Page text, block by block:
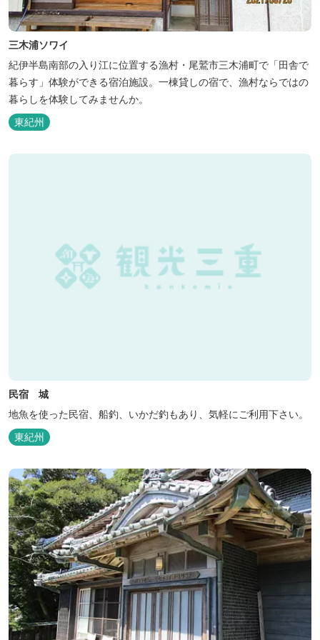
三木浦ソワイ
紀伊半島南部の入り江に位置する漁村・尾鷲市三木浦町で「田舎で
暮らす」体験ができる宿泊施設。一棟貸しの宿で、漁村ならではの
暮らしを体験してみませんか。
東紀州
民宿 城
地魚を使った民宿、船釣、いかだ釣もあり、気軽にご利用下さい。
東紀州